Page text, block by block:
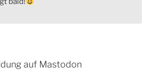
auf Mastodon